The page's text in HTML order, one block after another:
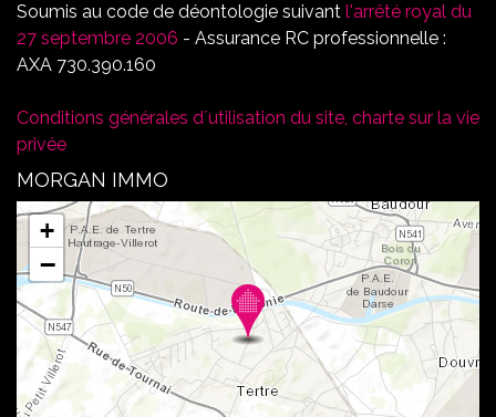
Soumis au code de déontologie suivant l'arrêté royal du
27 septembre 2006 - Assurance RC professionnelle :
AXA 730.390.160
Conditions générales d´utilisation du site, charte sur la vie
privée
MORGAN IMMO
+
−